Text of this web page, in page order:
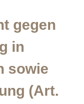
gegen
in
sowie
(Art.